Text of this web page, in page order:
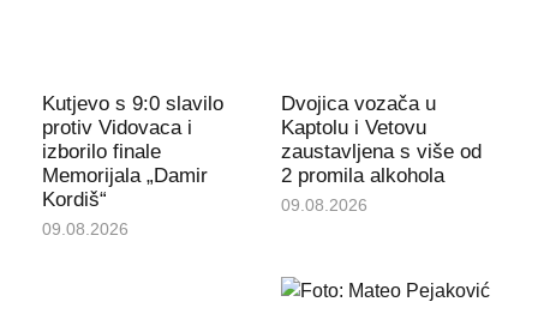
Kutjevo s 9:0 slavilo
protiv Vidovaca i
izborilo finale
Memorijala „Damir
Kordiš“
09.08.2026
Dvojica vozača u
Kaptolu i Vetovu
zaustavljena s više od
2 promila alkohola
09.08.2026